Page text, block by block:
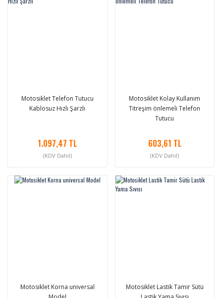
Motosiklet Telefon Tutucu
Kablosuz Hızlı Şarzlı
1.097,47 TL
(KDV Dahil)
Motosiklet Kolay Kullanım
Titreşim önlemeli Telefon
Tutucu
603,61 TL
(KDV Dahil)
Motosiklet Korna universal
Motosiklet Lastik Tamir Sütü